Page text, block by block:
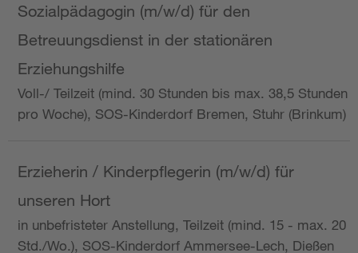
Sozialpädagogin (m/w/d) für den
Betreuungsdienst in der stationären
Erziehungshilfe
Voll-/ Teilzeit (mind. 30 Stunden bis max. 38,5 Stunden
pro Woche), SOS-Kinderdorf Bremen, Stuhr (Brinkum)
Erzieherin / Kinderpflegerin (m/w/d) für
unseren Hort
in unbefristeter Anstellung, Teilzeit (mind. 15 - max. 20
Std./Wo.), SOS-Kinderdorf Ammersee-Lech, Dießen